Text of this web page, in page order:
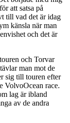
att satsa på
till vad det är idag
känsla när man
och det är
och Torvar
man mot de
sig till touren efter
VolvoOcean race.
lag är ibland
av de andra